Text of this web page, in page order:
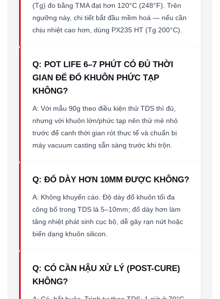
(Tg) đo bằng TMA đạt hơn 120°C (248°F). Trên
ngưỡng này, chi tiết bắt đầu mềm hoá — nếu cần
chịu nhiệt cao hơn, dùng PX235 HT (Tg 200°C).
Q: POT LIFE 6–7 PHÚT CÓ ĐỦ THỜI
GIAN ĐỂ ĐỔ KHUÔN PHỨC TẠP
KHÔNG?
A: Với mẫu 90g theo điều kiện thử TDS thì đủ,
nhưng với khuôn lớn/phức tạp nên thử mẻ nhỏ
trước để canh thời gian rót thực tế và chuẩn bị
máy vacuum casting sẵn sàng trước khi trộn.
Q: ĐỔ DÀY HƠN 10MM ĐƯỢC KHÔNG?
A: Không khuyến cáo. Độ dày đổ khuôn tối đa
công bố trong TDS là 5–10mm; đổ dày hơn làm
tăng nhiệt phát sinh cục bộ, dễ gây rạn nứt hoặc
biến dạng khuôn silicon.
Q: CÓ CẦN HẬU XỬ LÝ (POST-CURE)
KHÔNG?